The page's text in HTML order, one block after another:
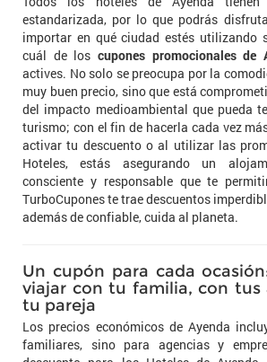
estandarizada, por lo que podrás
importar en qué ciudad estés utilizando
cuál de los cupones promocionales de
actives. No solo se preocupa por la
muy buen precio, sino que está
del impacto medioambiental que pueda
turismo; con el fin de hacerla cada vez
activar tu descuento o al utilizar las
Hoteles, estás asegurando un
consciente y responsable que te
TurboCupones te trae descuentos
además de confiable, cuida al planeta.
Un cupón para cada
viajar con tu familia, con tus
tu pareja
Los precios económicos de Ayenda
familiares, sino para agencias y